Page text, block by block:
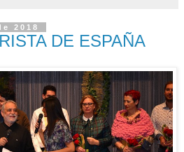
2018
DE ESPAÑA